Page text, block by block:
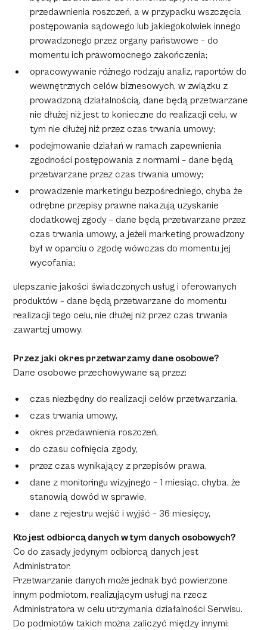
przedawnienia roszczeń, a w przypadku wszczęcia
postępowania sądowego lub jakiegokolwiek innego
prowadzonego przez organy państwowe – do
momentu ich prawomocnego zakończenia;
opracowywanie różnego rodzaju analiz, raportów do
wewnętrznych celów biznesowych, w związku z
prowadzoną działalnością, dane będą przetwarzane
nie dłużej niż jest to konieczne do realizacji celu, w
tym nie dłużej niż przez czas trwania umowy;
podejmowanie działań w ramach zapewnienia
zgodności postępowania z normami – dane będą
przetwarzane przez czas trwania umowy;
prowadzenie marketingu bezpośredniego, chyba że
odrębne przepisy prawne nakazują uzyskanie
dodatkowej zgody – dane będą przetwarzane przez
czas trwania umowy, a jeżeli marketing prowadzony
był w oparciu o zgodę wówczas do momentu jej
wycofania;
ulepszanie jakości świadczonych usług i oferowanych
produktów – dane będą przetwarzane do momentu
realizacji tego celu, nie dłużej niż przez czas trwania
zawartej umowy.
Przez jaki okres przetwarzamy dane osobowe?
Dane osobowe przechowywane są przez:
czas niezbędny do realizacji celów przetwarzania,
czas trwania umowy,
okres przedawnienia roszczeń,
do czasu cofnięcia zgody,
przez czas wynikający z przepisów prawa,
dane z monitoringu wizyjnego – 1 miesiąc, chyba, że
stanowią dowód w sprawie,
dane z rejestru wejść i wyjść – 36 miesięcy,
Kto jest odbiorcą danych w tym danych osobowych?
Co do zasady jedynym odbiorcą danych jest
Administrator.
Przetwarzanie danych może jednak być powierzone
innym podmiotom, realizującym usługi na rzecz
Administratora w celu utrzymania działalności Serwisu.
Do podmiotów takich można zaliczyć między innymi: